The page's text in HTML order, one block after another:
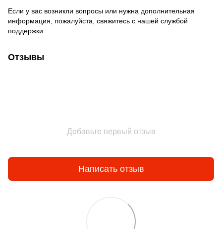
Если у вас возникли вопросы или нужна дополнительная
информация, пожалуйста, свяжитесь с нашей службой
поддержки.
Отзывы
Добавьте первый отзыв
Написать отзыв